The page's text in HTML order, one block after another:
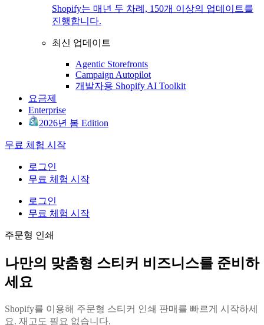
Shopify는 매년 두 차례, 150개 이상의 업데이트를
진행합니다.
최신 업데이트
Agentic Storefronts
Campaign Autopilot
개발자용 Shopify AI Toolkit
요금제
Enterprise
2026년 봄 Edition
무료 체험 시작
로그인
무료 체험 시작
로그인
무료 체험 시작
주문형 인쇄
나만의 맞춤형 스티커 비즈니스를 준비하
세요
Shopify를 이용해 주문형 스티커 인쇄 판매를 빠르게 시작하세
요. 재고도 필요 없습니다.